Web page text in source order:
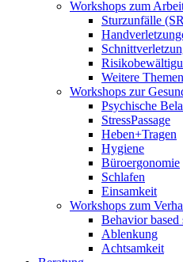
Workshops zum
Sturzunfälle
Weitere
Workshops zur
Psychische
StressPassage
Heben+Tragen
Hygiene
Büroergonomie
Schlafen
Einsamkeit
Workshops zum
Behavior
Ablenkung
Achtsamkeit